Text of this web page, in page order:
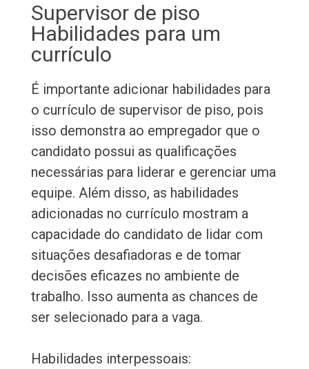
Supervisor de piso
Habilidades para um
currículo
É importante adicionar habilidades para
o currículo de supervisor de piso, pois
isso demonstra ao empregador que o
candidato possui as qualificações
necessárias para liderar e gerenciar uma
equipe. Além disso, as habilidades
adicionadas no currículo mostram a
capacidade do candidato de lidar com
situações desafiadoras e de tomar
decisões eficazes no ambiente de
trabalho. Isso aumenta as chances de
ser selecionado para a vaga.
Habilidades interpessoais: